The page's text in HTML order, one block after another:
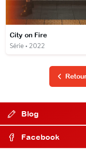
City on Fire
Série • 2022
Blog
Facebook